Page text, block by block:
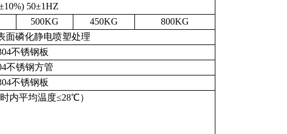
50±1HZ
500KG 450KG
800KG
面磷化静电喷塑处理
不锈钢板
不锈钢方管
不锈钢板
内平均温度≤28℃）